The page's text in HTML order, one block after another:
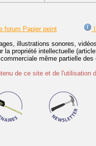
forum Papier peint
illustrations sonores,
propriété intellectuelle
même partielle
de ce site et de